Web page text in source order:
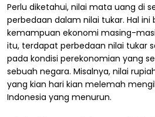
Perlu diketahui, nilai mata uang di
perbedaan dalam nilai tukar. Hal ini
kemampuan ekonomi masing-
itu, terdapat perbedaan nilai tukar
pada kondisi perekonomian yang
sebuah negara. Misalnya, nilai
yang kian hari kian melemah
Indonesia yang menurun.